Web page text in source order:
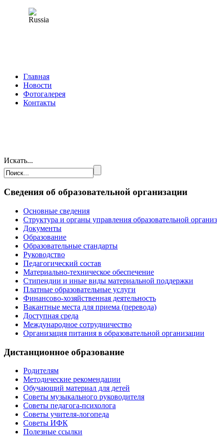
Главная
Новости
Фотогалерея
Контакты
Искать...
Сведения об образовательной организации
Основные сведения
Структура и органы управления образовательной
Документы
Образование
Образовательные стандарты
Руководство
Педагогический состав
Материально-техническое обеспечение
Стипендии и иные виды материальной поддержки
Платные образовательные услуги
Финансово-хозяйственная деятельность
Вакантные места для приема (перевода)
Доступная среда
Международное сотрудничество
Организация питания в образовательной организации
Дистанционное образование
Родителям
Методические рекомендации
Обучающий материал для детей
Советы музыкального руководителя
Советы педагога-психолога
Советы учителя-логопеда
Советы ИФК
Полезные ссылки